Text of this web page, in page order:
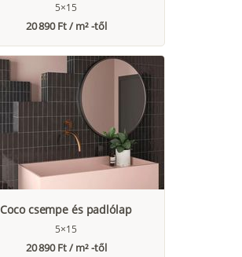
5×15
20 890 Ft / m² -től
Coco csempe és padlólap
5×15
20 890 Ft / m² -től